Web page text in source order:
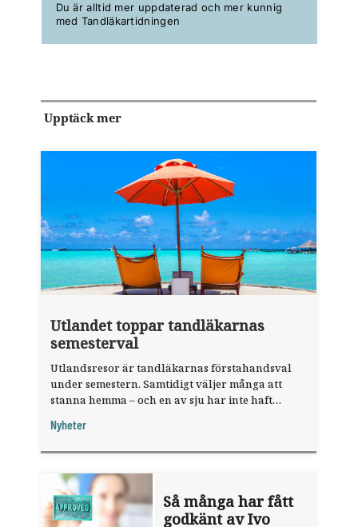
Du är alltid mer uppdaterad och mer kunnig
med Tandläkartidningen
Upptäck mer
Utlandet toppar tandläkarnas
semesterval
Utlandsresor är tandläkarnas förstahandsval
under semestern. Samtidigt väljer många att
stanna hemma – och en av sju har inte haft
fråga".
Nyheter
Så många har fått
godkänt av Ivo